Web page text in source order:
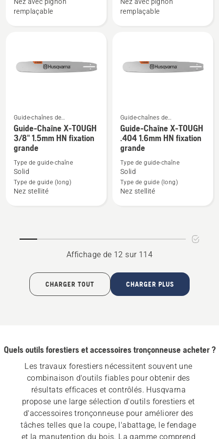
Chaîne
RSN
Nez avec pignon
remplaçable
Chaîne
RSN
Nez avec pignon
remplaçable
Voir
plus
de
détails
sur
Guide-
Chaîne
1.5mm
grande
Guide-chaînes de
tronçonneuses
Guide-Chaîne X-TOUGH
3/8" 1.5mm HN fixation
grande
Type de guide-chaîne
Solid
Type de guide (long)
Nez stellité
Voir
plus
de
détails
sur
Guide-
Chaîne
1.6mm
HN
grande
Guide-chaînes de
tronçonneuses
Guide-Chaîne X-TOUGH
.404 1.6mm HN fixation
grande
Type de guide-chaîne
Solid
Type de guide (long)
Nez stellité
Affichage de 12 sur 114
CHARGER TOUT CHARGER PLUS
Quels outils forestiers et accessoires tronçonneuse acheter ?
Les travaux forestiers nécessitent souvent une
combinaison d'outils fiables pour obtenir des
résultats efficaces et contrôlés. Husqvarna
propose une large sélection d'outils forestiers et
d'accessoires tronçonneuse pour améliorer des
tâches telles que la coupe, l'abattage, le fendage
et la manutention du bois. La gamme comprend